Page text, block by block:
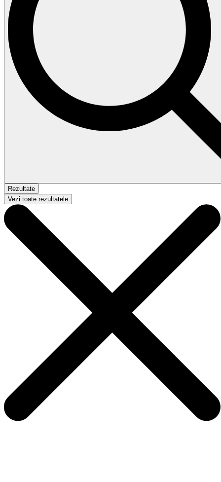
Rezultate
Vezi toate rezultatele